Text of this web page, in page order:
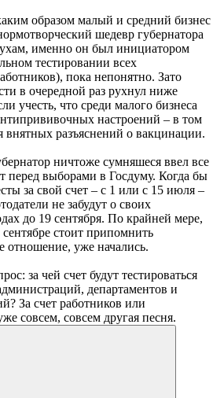
образом малый и средний бизнес
шедевр губернатора
именно он был инициатором
тестировании всех
пока непонятно. Зато
в очередной раз рухнул ниже
учесть, что среди малого бизнеса
настроений – в том
внятных разъяснений о вакцинации.
ничтоже сумняшеся ввел все
перед выборами в Госдуму. Когда бы
за свой счет – с 1 или с 15 июля –
не забудут о своих
до 19 сентября. По крайней мере,
стоит припомнить
отношение, уже начались.
за чей счет будут тестироваться
департаментов и
За счет работников или
совсем, совсем другая песня.